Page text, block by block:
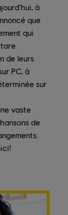
à
que
qui
de leurs
PC, à
sur
vaste
de